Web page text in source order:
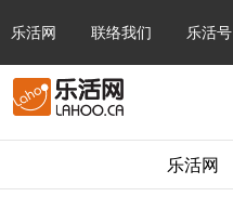
乐活网 联络我们 乐活号
乐活网